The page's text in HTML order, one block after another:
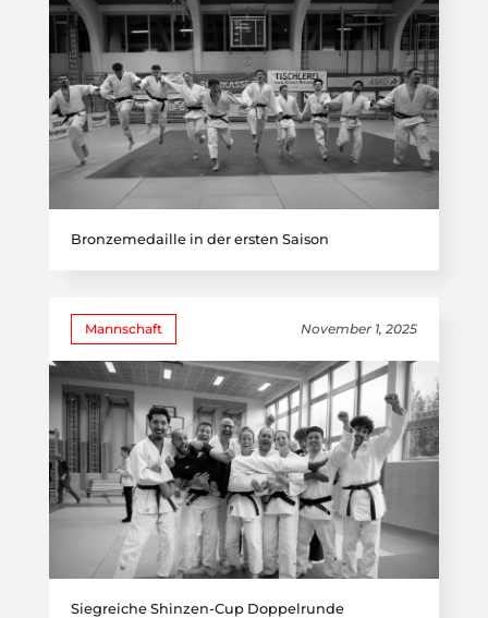
Bronzemedaille in der ersten Saison
Mannschaft November 1, 2025
Siegreiche Shinzen-Cup Doppelrunde